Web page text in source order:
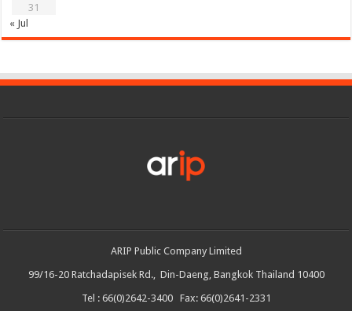
31
« Jul
ARIP Public Company Limited
99/16-20 Ratchadapisek Rd., Din-Daeng, Bangkok Thailand 10400
Tel : 66(0)2642-3400 Fax: 66(0)2641-2331